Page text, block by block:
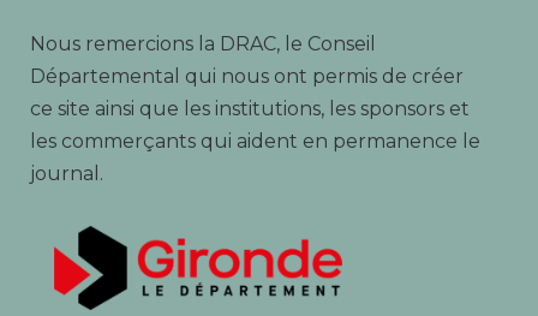
Nous remercions la DRAC, le Conseil
Départemental qui nous ont permis de créer
ce site ainsi que les institutions, les sponsors et
les commerçants qui aident en permanence le
journal.